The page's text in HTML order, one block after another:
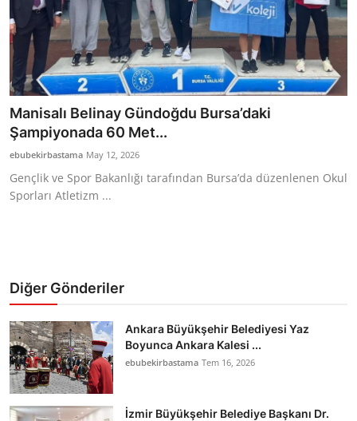
Toplum ve Yaşam
Sivil Toplum Kuruluşları
Kamu Kurumları ve Üst Kurullar
Resmi Reklamlar
Manisalı Belinay Gündoğdu Bursa’daki
Şampiyonada 60 Met...
ebubekirbastama May 12, 2026
Gençlik ve Spor Bakanlığı tarafından Bursa’da düzenlenen Okul
Sporları Atletizm ...
Diğer Gönderiler
Ankara Büyükşehir Belediyesi Yaz
Boyunca Ankara Kalesi ...
ebubekirbastama Tem 16, 2026
İzmir Büyükşehir Belediye Başkanı Dr.